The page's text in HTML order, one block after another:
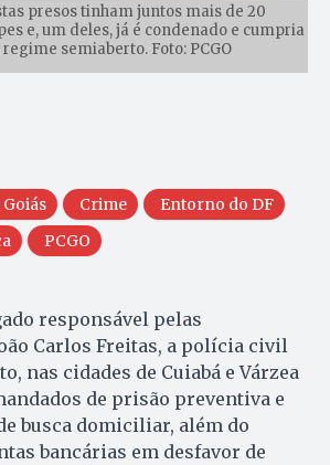
presos tinham juntos mais de 20
e, um deles, já é condenado e cumpria
semiaberto. Foto: PCGO
Crime
Entorno do DF
PCGO
responsável pelas
Carlos Freitas, a polícia civil
nas cidades de Cuiabá e Várzea
de prisão preventiva e
busca domiciliar, além do
bancárias em desfavor de